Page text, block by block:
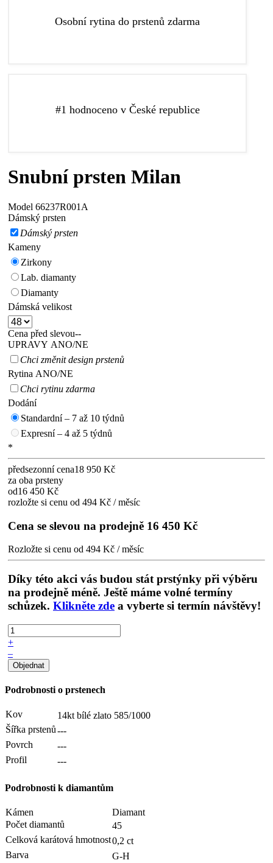
Osobní rytina do prstenů zdarma
kterému budou vaše prsteny ještě speciálnější.
#1 hodnoceno v České republice
výběr snubních a zásnubních prstenů v České
republice podle recenzí na Google a Facebooku.
Snubní prsten Milan
Model 66237R001A
Dámský prsten
Dámský prsten
Kameny
Zirkony
Lab. diamanty
Diamanty
Dámská velikost
Cena před slevou--
UPRAVY ANO/NE
Chci změnit design prstenů
Rytina ANO/NE
Chci rytinu zdarma
Dodání
Standardní – 7 až 10 týdnů
Expresní – 4 až 5 týdnů
*
předsezonní cena18 950 Kč
za oba prsteny
od16 450 Kč
rozložte si cenu od 494 Kč / měsíc
Cena se slevou na prodejně 16 450 Kč
Rozložte si cenu od 494 Kč / měsíc
Díky této akci vás budou stát prstýnky při výběru
na prodejně méně. Ještě máme volné termíny
schůzek. Klikněte zde a vyberte si termín návštěvy!
+
–
Podrobnosti o prstenech
Kov 14kt bílé zlato 585/1000
Šířka prstenů---
Povrch
---
Profil
---
Podrobnosti k diamantům
Kámen
Diamant
Počet diamantů
45
Celková karátová hmotnost0,2 ct
Barva
G-H